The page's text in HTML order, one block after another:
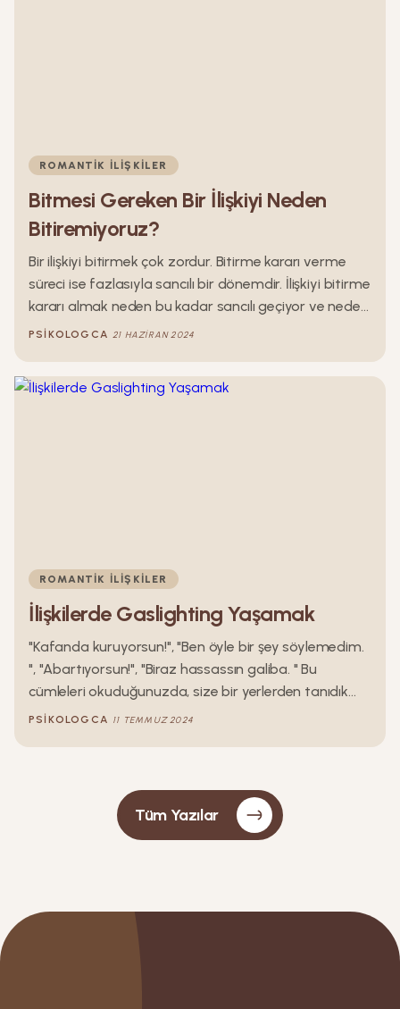
ROMANTIK İLIŞKILER
Bitmesi Gereken Bir İlişkiyi Neden
Bitiremiyoruz?
Bir ilişkiyi bitirmek çok zordur. Bitirme kararı verme
süreci ise fazlasıyla sancılı bir dönemdir. İlişkiyi bitirme
kararı almak neden bu kadar sancılı geçiyor ve neden
zararlı ilişkileri sonlandırmakta bu kadar zorluk
PSIKOLOGCA 21 HAZIRAN 2024
ROMANTIK İLIŞKILER
İlişkilerde Gaslighting Yaşamak
"Kafanda kuruyorsun!", "Ben öyle bir şey söylemedim.
", "Abartıyorsun!", "Biraz hassassın galiba. " Bu
cümleleri okuduğunuzda, size bir yerlerden tanıdık
geldi mi? Bu ifadeler size gaslighting uygulandığına
PSIKOLOGCA 11 TEMMUZ 2024
Tüm Yazılar